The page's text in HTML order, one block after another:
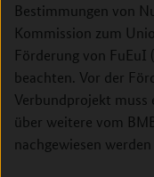
Bestimmungen von
Kommission zum
Förderung von FuEuI
beachten. Vor der
Verbundprojekt
über weitere vom
nachgewiesen